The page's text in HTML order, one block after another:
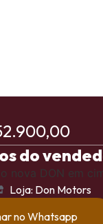
do
Loja: Don Motors
no Whatsapp